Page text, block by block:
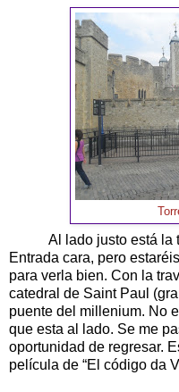
Al lado justo está la
Entrada cara, pero
para verla bien. Con la
catedral de Saint Paul
puente del millenium. No
que esta al lado. Se me
oportunidad de regresar.
película de “El código da